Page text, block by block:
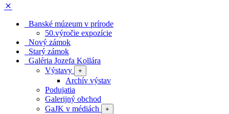
Banské múzeum v prírode
50.výročie expozície
Nový zámok
Starý zámok
Galéria Jozefa Kollára
Výstavy
+
Archív výstav
Podujatia
Galerijný obchod
GaJK v médiách
+